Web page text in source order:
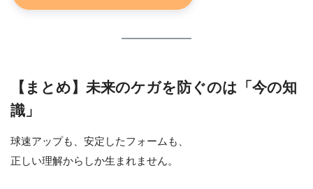
【まとめ】未来のケガを防ぐのは「今の知
識」
球速アップも、安定したフォームも、
正しい理解からしか生まれません。